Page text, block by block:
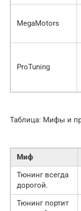
MegaMotors
ProTuning
Таблица: Мифы и
Миф
Тюнинг всегда
дорогой.
Тюнинг портит